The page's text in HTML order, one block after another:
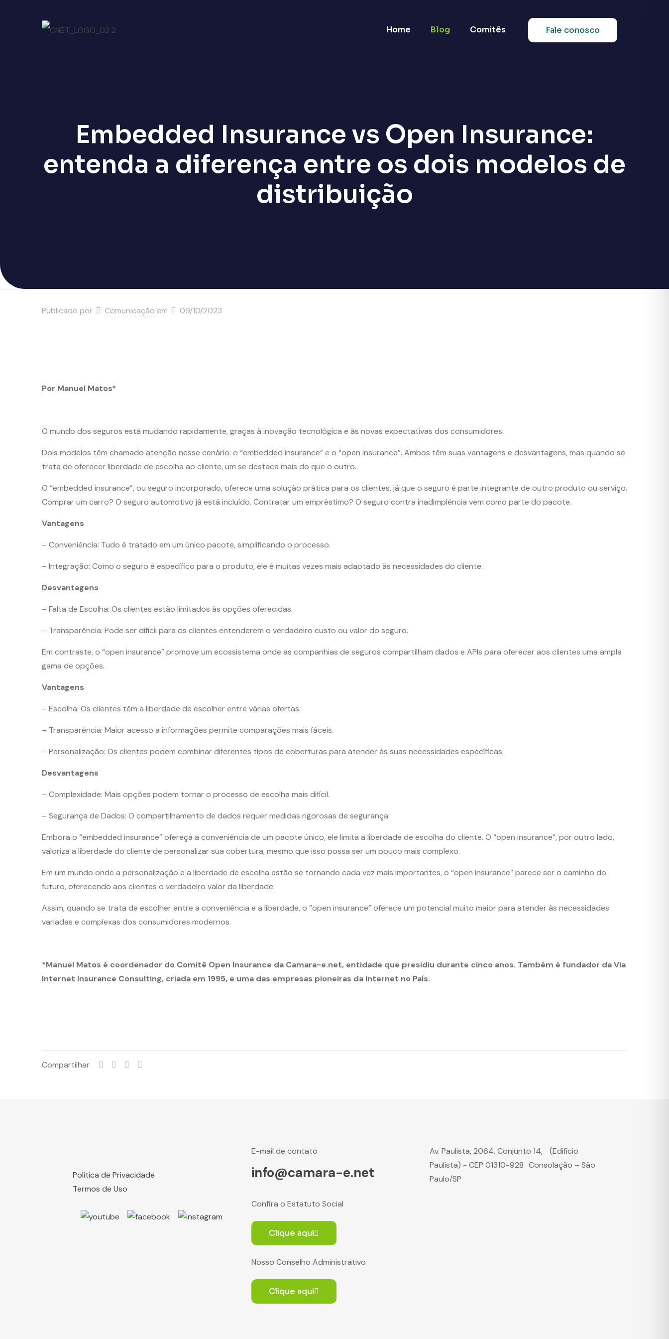
Home Blog Comitês Fale conosco
Embedded Insurance vs Open Insurance:
entenda a diferença entre os dois modelos de
distribuição
Publicado por Comunicação em 09/10/2023
Por Manuel Matos*
O mundo dos seguros está mudando rapidamente, graças à inovação tecnológica e às novas expectativas dos consumidores.
Dois modelos têm chamado atenção nesse cenário: o “embedded insurance” e o “open insurance”. Ambos têm suas vantagens e desvantagens, mas quando se
trata de oferecer liberdade de escolha ao cliente, um se destaca mais do que o outro.
O “embedded insurance”, ou seguro incorporado, oferece uma solução prática para os clientes, já que o seguro é parte integrante de outro produto ou serviço.
Comprar um carro? O seguro automotivo já está incluído. Contratar um empréstimo? O seguro contra inadimplência vem como parte do pacote.
Vantagens
– Conveniência: Tudo é tratado em um único pacote, simplificando o processo.
– Integração: Como o seguro é específico para o produto, ele é muitas vezes mais adaptado às necessidades do cliente.
Desvantagens
– Falta de Escolha: Os clientes estão limitados às opções oferecidas.
– Transparência: Pode ser difícil para os clientes entenderem o verdadeiro custo ou valor do seguro.
Em contraste, o “open insurance” promove um ecossistema onde as companhias de seguros compartilham dados e APIs para oferecer aos clientes uma ampla
gama de opções.
Vantagens
– Escolha: Os clientes têm a liberdade de escolher entre várias ofertas.
– Transparência: Maior acesso a informações permite comparações mais fáceis.
– Personalização: Os clientes podem combinar diferentes tipos de coberturas para atender às suas necessidades específicas.
Desvantagens
– Complexidade: Mais opções podem tornar o processo de escolha mais difícil.
– Segurança de Dados: O compartilhamento de dados requer medidas rigorosas de segurança.
Embora o “embedded insurance” ofereça a conveniência de um pacote único, ele limita a liberdade de escolha do cliente. O “open insurance”, por outro lado,
valoriza a liberdade do cliente de personalizar sua cobertura, mesmo que isso possa ser um pouco mais complexo.
Em um mundo onde a personalização e a liberdade de escolha estão se tornando cada vez mais importantes, o “open insurance” parece ser o caminho do
futuro, oferecendo aos clientes o verdadeiro valor da liberdade.
Assim, quando se trata de escolher entre a conveniência e a liberdade, o “open insurance” oferece um potencial muito maior para atender às necessidades
variadas e complexas dos consumidores modernos.
*Manuel Matos é coordenador do Comitê Open Insurance da Camara-e.net, entidade que presidiu durante cinco anos. Também é fundador da Via
Internet Insurance Consulting, criada em 1995, e uma das empresas pioneiras da Internet no País.
Compartilhar
Política de Privacidade
Termos de Uso
E-mail de contato
info@camara-e.net
Confira o Estatuto Social
Clique aqui
Nosso Conselho Administrativo
Clique aqui
Av. Paulista, 2064. Conjunto 14, (Edifício
Paulista) - CEP 01310-928 Consolação – São
Paulo/SP